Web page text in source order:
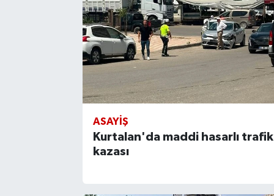
ASAYIŞ
Kurtalan'da maddi hasarlı trafik
kazası